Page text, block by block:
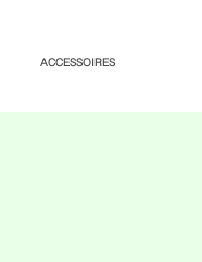
ACCESSOIRES